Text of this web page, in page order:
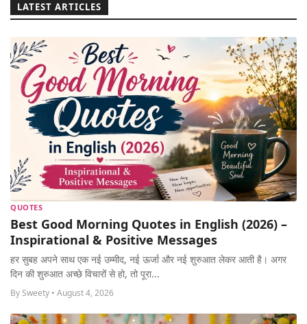
LATEST ARTICLES
QUOTES
Best Good Morning Quotes in English (2026) –
Inspirational & Positive Messages
हर सुबह अपने साथ एक नई उम्मीद, नई ऊर्जा और नई शुरुआत लेकर आती है। अगर
दिन की शुरुआत अच्छे विचारों से हो, तो पूरा...
By Sweety • August 4, 2026